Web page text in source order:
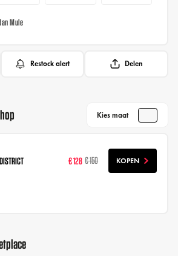
Mule
Restock alert Delen
Kies maat
€ 128 € 150 KOPEN